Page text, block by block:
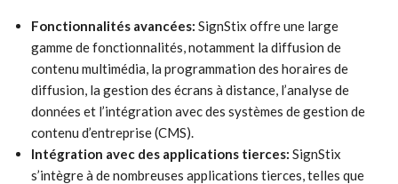
Fonctionnalités avancées: SignStix offre une large
gamme de fonctionnalités, notamment la diffusion de
contenu multimédia, la programmation des horaires de
diffusion, la gestion des écrans à distance, l’analyse de
données et l’intégration avec des systèmes de gestion de
contenu d’entreprise (CMS).
Intégration avec des applications tierces: SignStix
s’intègre à de nombreuses applications tierces, telles que